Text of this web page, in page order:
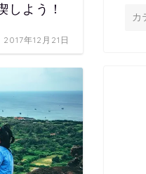
しよう！
2017年12月21日